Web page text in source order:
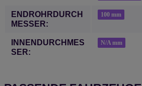
ENDROHRDURCH
MESSER:
100 mm
INNENDURCHMES
SER:
N/A mm